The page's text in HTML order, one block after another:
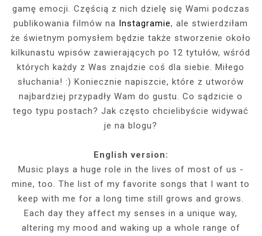
gamę emocji. Częścią z nich dzielę się Wami podczas
publikowania filmów na Instagramie, ale stwierdziłam
że świetnym pomysłem będzie także stworzenie około
kilkunastu wpisów zawierających po 12 tytułów, wśród
których każdy z Was znajdzie coś dla siebie. Miłego
słuchania! :) Koniecznie napiszcie, które z utworów
najbardziej przypadły Wam do gustu. Co sądzicie o
tego typu postach? Jak często chcielibyście widywać
je na blogu?
English version:
Music plays a huge role in the lives of most of us -
mine, too. The list of my favorite songs that I want to
keep with me for a long time still grows and grows.
Each day they affect my senses in a unique way,
altering my mood and waking up a whole range of